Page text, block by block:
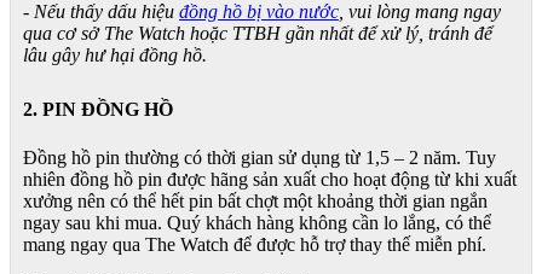
- Nếu thấy dấu hiệu đồng hồ bị vào nước , vui lòng mang ngay
qua cơ sở The Watch hoặc TTBH gần nhất để xử lý, tránh để
lâu gây hư hại đồng hồ.
2. PIN ĐỒNG HỒ
Đồng hồ pin thường có thời gian sử dụng từ 1,5 – 2 năm. Tuy
nhiên đồng hồ pin được hãng sản xuất cho hoạt động từ khi xuất
xưởng nên có thể hết pin bất chợt một khoảng thời gian ngắn
ngay sau khi mua. Quý khách hàng không cần lo lắng, có thể
mang ngay qua The Watch để được hỗ trợ thay thế miễn phí.